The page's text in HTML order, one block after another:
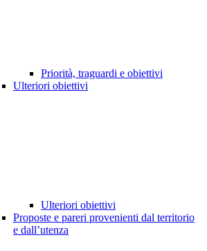
Priorità, traguardi e obiettivi
Ulteriori obiettivi
Ulteriori obiettivi
Proposte e pareri provenienti dal territorio
e dall’utenza